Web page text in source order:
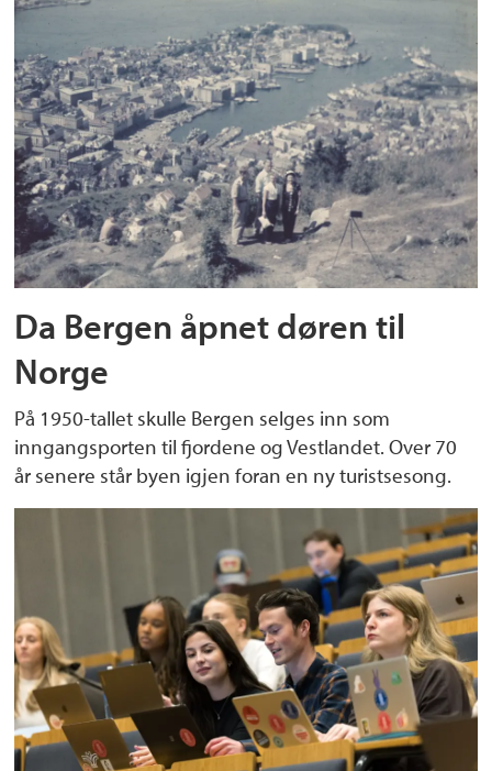
Da Bergen åpnet døren til
Norge
På 1950-tallet skulle Bergen selges inn som
inngangsporten til fjordene og Vestlandet. Over 70
år senere står byen igjen foran en ny turistsesong.